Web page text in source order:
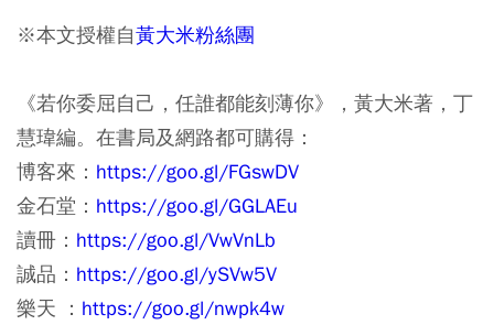
※本文授權自黃大米粉絲團
《若你委屈自己，任誰都能刻薄你》，黃大米著，丁
慧瑋編。在書局及網路都可購得：
博客來： https://goo.gl/FGswDV
金石堂： https://goo.gl/GGLAEu
讀冊： https://goo.gl/VwVnLb
誠品： https://goo.gl/ySVw5V
樂天 ： https://goo.gl/nwpk4w